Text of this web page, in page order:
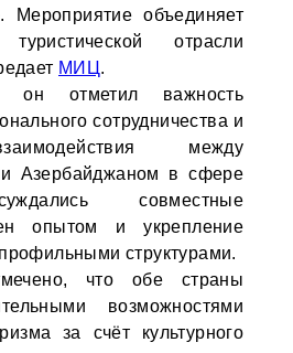
Мероприятие объединяет
туристической отрасли
МИЦ .
он отметил важность
сотрудничества и
между
и Азербайджаном в сфере
совместные
опытом и укрепление
структурами.
что обе страны
возможностями
за счёт культурного